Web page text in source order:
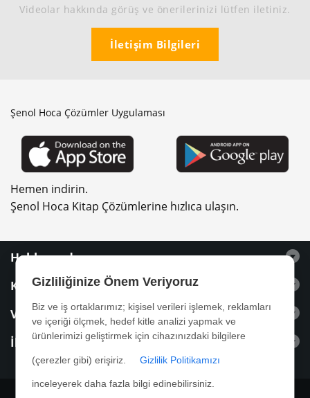
Videolar hakkında görüş ve önerilerinizi lütfen iletiniz.
İletişim Bilgileri
Şenol Hoca Çözümler Uygulaması
Hemen indirin.
Şenol Hoca Kitap Çözümlerine hızlıca ulaşın.
Hakkımızda
Kitaplar
Videolar
İletişim
Gizliliğinize Önem Veriyoruz
Biz ve iş ortaklarımız; kişisel verileri işlemek, reklamları
ve içeriği ölçmek, hedef kitle analizi yapmak ve
ürünlerimizi geliştirmek için cihazınızdaki bilgilere
(çerezler gibi) erişiriz. Gizlilik Politikamızı
inceleyerek daha fazla bilgi edinebilirsiniz.